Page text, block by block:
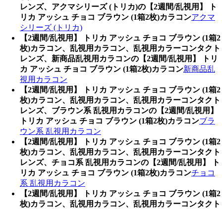
レンズ、アクマシリーズ (トリカ)の【2週間/乱視用】 ト
リカ アッシュ チョコ ブラウン (1箱2枚)カラコンアクマ
シリーズ (トリカ)
【2週間/乱視用】 トリカ アッシュ チョコ ブラウン (1箱2
枚)カラコン、乱視用カラコン、乱視用カラーコンタクト
レンズ、新商品乱視用カラコンの【2週間/乱視用】 トリ
カ アッシュ チョコ ブラウン (1箱2枚)カラコン新商品乱
視用カラコン
【2週間/乱視用】 トリカ アッシュ チョコ ブラウン (1箱2
枚)カラコン、乱視用カラコン、乱視用カラーコンタクト
レンズ、ブラウン系 乱視用カラコンの【2週間/乱視用】
トリカ アッシュ チョコ ブラウン (1箱2枚)カラコンブラ
ウン系 乱視用カラコン
【2週間/乱視用】 トリカ アッシュ チョコ ブラウン (1箱2
枚)カラコン、乱視用カラコン、乱視用カラーコンタクト
レンズ、チョコ系 乱視用カラコンの【2週間/乱視用】 ト
リカ アッシュ チョコ ブラウン (1箱2枚)カラコンチョコ
系 乱視用カラコン
【2週間/乱視用】 トリカ アッシュ チョコ ブラウン (1箱2
枚)カラコン、乱視用カラコン、乱視用カラーコンタクト